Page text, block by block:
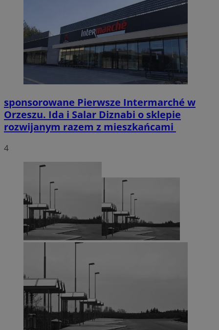
sponsorowane Pierwsze Intermarché w
Orzeszu. Ida i Salar Diznabi o sklepie
rozwijanym razem z mieszkańcami
4